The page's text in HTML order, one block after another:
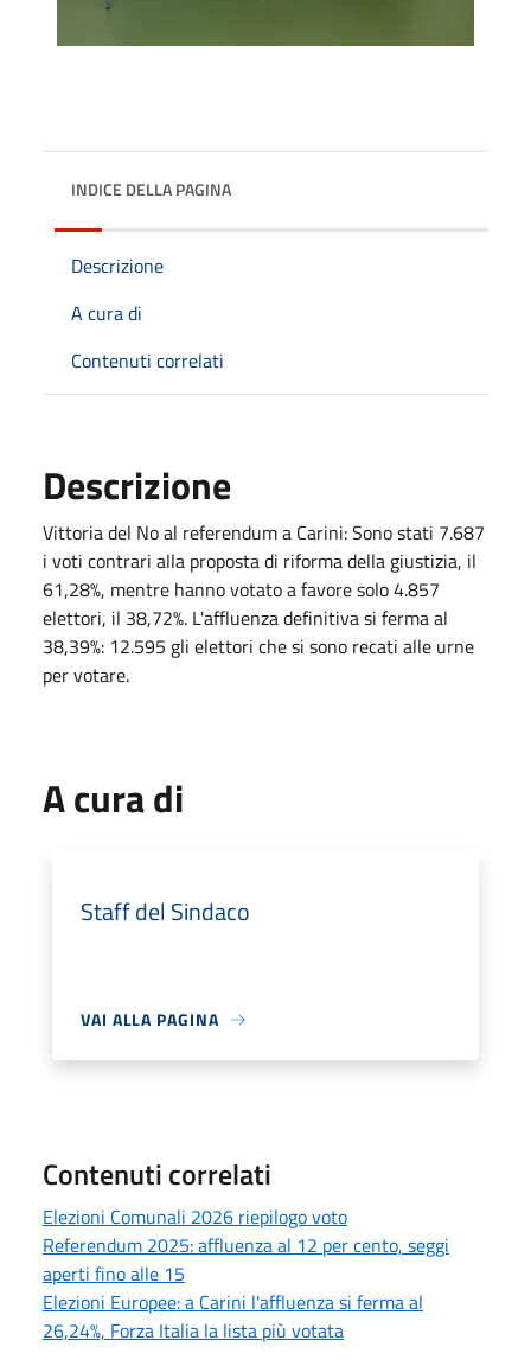
INDICE DELLA PAGINA
Descrizione
A cura di
Contenuti correlati
Descrizione
Vittoria del No al referendum a Carini: Sono stati 7.687
i voti contrari alla proposta di riforma della giustizia, il
61,28%, mentre hanno votato a favore solo 4.857
elettori, il 38,72%. L'affluenza definitiva si ferma al
38,39%: 12.595 gli elettori che si sono recati alle urne
per votare.
A cura di
Staff del Sindaco
VAI ALLA PAGINA
Contenuti correlati
Elezioni Comunali 2026 riepilogo voto
Referendum 2025: affluenza al 12 per cento, seggi
aperti fino alle 15
Elezioni Europee: a Carini l'affluenza si ferma al
26,24%, Forza Italia la lista più votata